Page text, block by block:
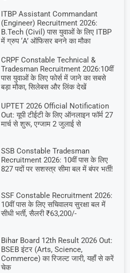
ITBP Assistant Commandant
(Engineer) Recruitment 2026:
B.Tech (Civil) पास युवाओं के लिए ITBP
में ग्रुप ‘A’ ऑफिसर बनने का मौका
CRPF Constable Technical &
Tradesman Recruitment 2026:10वीं
पास युवाओं के लिए फोर्स में जाने का सबसे
बड़ा मौका, सिलेबस और लिंक देखें
UPTET 2026 Official Notification
Out: यूपी टीईटी के लिए ऑनलाइन फॉर्म 27
मार्च से शुरू, एग्जाम 2 जुलाई से
SSB Constable Tradesman
Recruitment 2026: 10वीं पास के लिए
827 पदों पर सशस्त्र सीमा बल में बंपर भर्ती!
SSF Constable Recruitment 2026:
10वीं पास के लिए सचिवालय सुरक्षा बल में
सीधी भर्ती, सैलरी ₹63,200/-
Bihar Board 12th Result 2026 Out:
BSEB इंटर (Arts, Science,
Commerce) का रिजल्ट जारी, यहाँ से करें
चेक